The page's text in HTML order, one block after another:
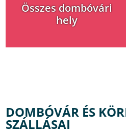
Összes dombóvári
hely
DOMBÓVÁR ÉS
SZÁLLÁSAI